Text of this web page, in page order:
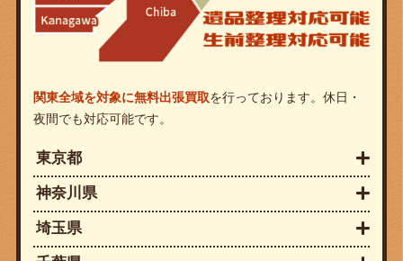
関東全域を対象に無料出張買取を行っております。休日・
夜間でも対応可能です。
東京都
神奈川県
埼玉県